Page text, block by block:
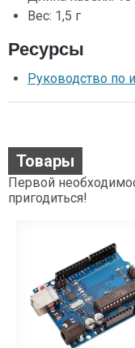
Вес: 1,5 г
Ресурсы
Руководство по
Товары
Первой
пригодиться!